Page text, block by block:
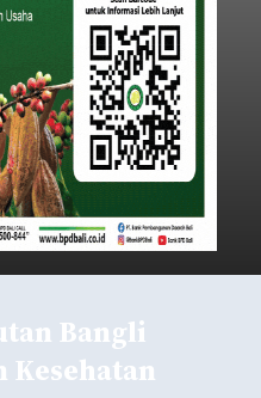
Bangli
Kesehatan